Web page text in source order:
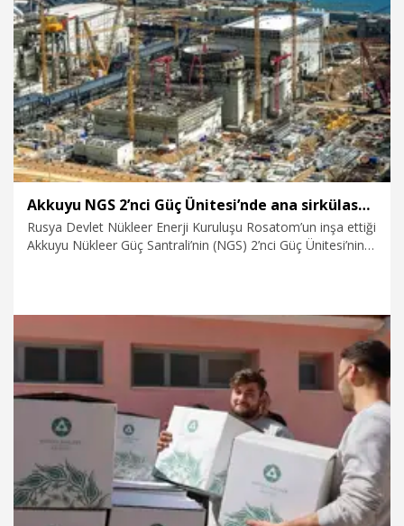
26.06.2025 Eğitim
Akkuyu NGS 2’nci Güç Ünitesi’nde ana sirkülasyon pompalarının montajı tamamlandı
Rusya Devlet Nükleer Enerji Kuruluşu Rosatom’un inşa ettiği
Akkuyu Nükleer Güç Santrali’nin (NGS) 2’nci Güç Ünitesi’nin
22.04.2025 Ekonomi